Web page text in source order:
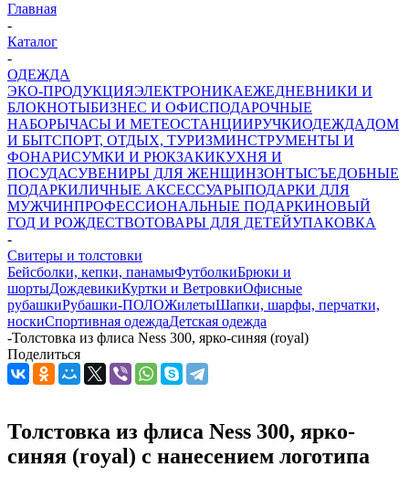
Главная
-
Каталог
-
ОДЕЖДА
ЭКО-ПРОДУКЦИЯЭЛЕКТРОНИКАЕЖЕДНЕВНИКИ И
БЛОКНОТЫБИЗНЕС И ОФИСПОДАРОЧНЫЕ
НАБОРЫЧАСЫ И МЕТЕОСТАНЦИИРУЧКИОДЕЖДАДОМ
И БЫТСПОРТ, ОТДЫХ, ТУРИЗМИНСТРУМЕНТЫ И
ФОНАРИСУМКИ И РЮКЗАКИКУХНЯ И
ПОСУДАСУВЕНИРЫ ДЛЯ ЖЕНЩИНЗОНТЫСЪЕДОБНЫЕ
ПОДАРКИЛИЧНЫЕ АКСЕССУАРЫПОДАРКИ ДЛЯ
МУЖЧИНПРОФЕССИОНАЛЬНЫЕ ПОДАРКИНОВЫЙ
ГОД И РОЖДЕСТВОТОВАРЫ ДЛЯ ДЕТЕЙУПАКОВКА
-
Свитеры и толстовки
Бейсболки, кепки, панамыФутболкиБрюки и
шортыДождевикиКуртки и ВетровкиОфисные
рубашкиРубашки-ПОЛОЖилетыШапки, шарфы, перчатки,
носкиСпортивная одеждаДетская одежда
-Толстовка из флиса Ness 300, ярко-синяя (royal)
Поделиться
Толстовка из флиса Ness 300, ярко-
синяя (royal) с нанесением логотипа